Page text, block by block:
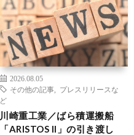
2026.08.05
その他の記事
プレスリリースな
ど
川崎重工業／ばら積運搬船
「ARISTOS II」の引き渡し